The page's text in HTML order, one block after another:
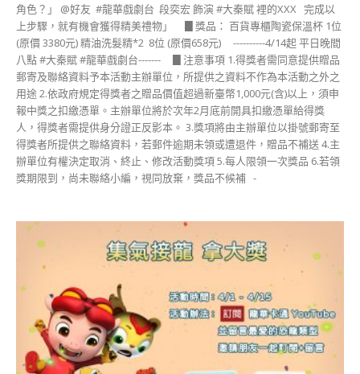
角色？」 @好友 #龍華戲劇台 段奕宏 飾演 #大秦賦 裡的XXX 完成以
上步驟，就有機會獲得精美禮物」 ▊獎品： 百貨專櫃陶瓷保溫杯 1位
(原價 3380元) 精油洗髮精*2 8位 (原價658元) ----------4/14起 平日晚間
八點 #大秦賦 #龍華戲劇台------- ▊注意事項 1.得獎者需同意提供贈品
郵寄及聯絡資料予本活動主辦單位，所提供之資料不作為本活動之外之
用途 2.依政府規定得獎者之贈品價值超過新臺幣1,000元(含)以上，須申
報中獎之扣繳憑單。主辦單位將於次年2月底前開具扣繳憑單給得獎
人，得獎者需提供身分證正反影本。 3.獎項將由主辦單位以掛號郵寄至
得獎者所提供之聯絡資料，若郵件逾期未領或遭退件，贈品不補送 4.主
辦單位有權決定取消、終止、修改活動獎項 5.每人限領一次獎品 6.若領
獎期限到，尚未聯絡小編，視同放棄，獎品不候補 -